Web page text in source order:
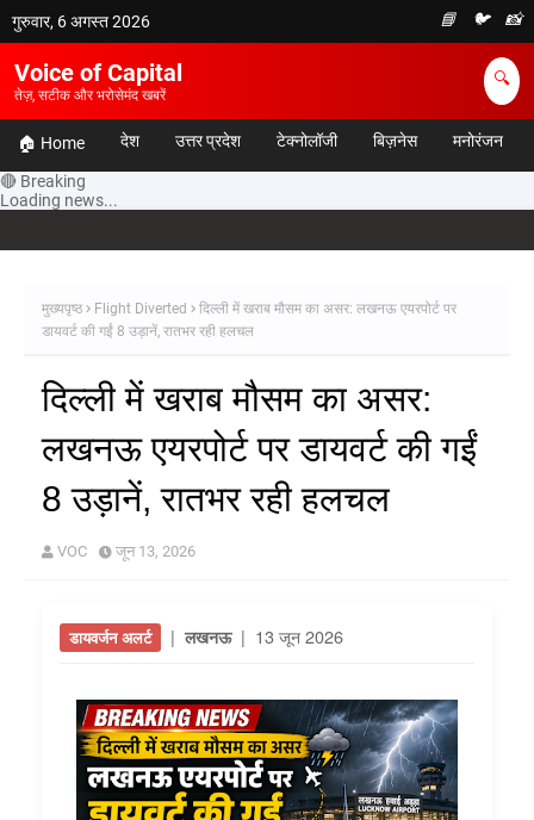
गुरुवार, 6 अगस्त 2026 📘 🐦 📸
Voice of Capital
तेज़, सटीक और भरोसेमंद खबरें
🔍
🏠 Home देश उत्तर प्रदेश टेक्नोलॉजी बिज़नेस मनोरंजन
🔴 Breaking
Loading news...
मुख्यपृष्ठ Flight Diverted
दिल्ली में खराब मौसम का असर: लखनऊ एयरपोर्ट पर
डायवर्ट की गईं 8 उड़ानें, रातभर रही हलचल
दिल्ली में खराब मौसम का असर:
लखनऊ एयरपोर्ट पर डायवर्ट की गईं
8 उड़ानें, रातभर रही हलचल
VOC जून 13, 2026
डायवर्जन अलर्ट | लखनऊ| 13 जून 2026